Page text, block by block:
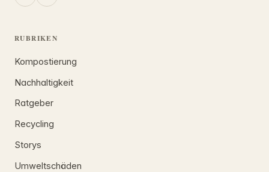
RUBRIKEN
Kompostierung
Nachhaltigkeit
Ratgeber
Recycling
Storys
Umweltschäden